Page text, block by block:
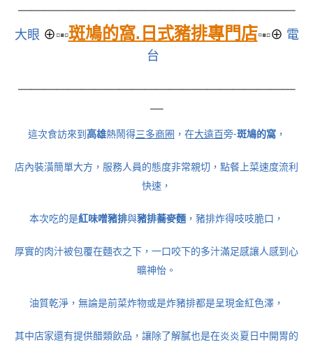
大眼 ⊕▫▪▫斑鳩的窩.日式豬排專門店▫▪▫⊕ 電
台
這次食訪來到高雄熱鬧得三多商圈 ，在大遠百旁-斑鳩的窩，
店內裝潢簡單大方，服務人員的態度非常親切，點餐上菜速度流利
快速，
本次吃的是紅味噌豬排與豬排蕎麥麵 ，豬排炸得吱吱脆口，
厚實的肉汁被包覆在麵衣之下，一口咬下的多汁滿足感讓人感到心
曠神怡。
油質乾淨，無論是前菜炸物或是炸豬排都是呈現金紅色澤，
其中店家還有提供醋類飲品，讓除了解膩也是在炎炎夏日中開胃的